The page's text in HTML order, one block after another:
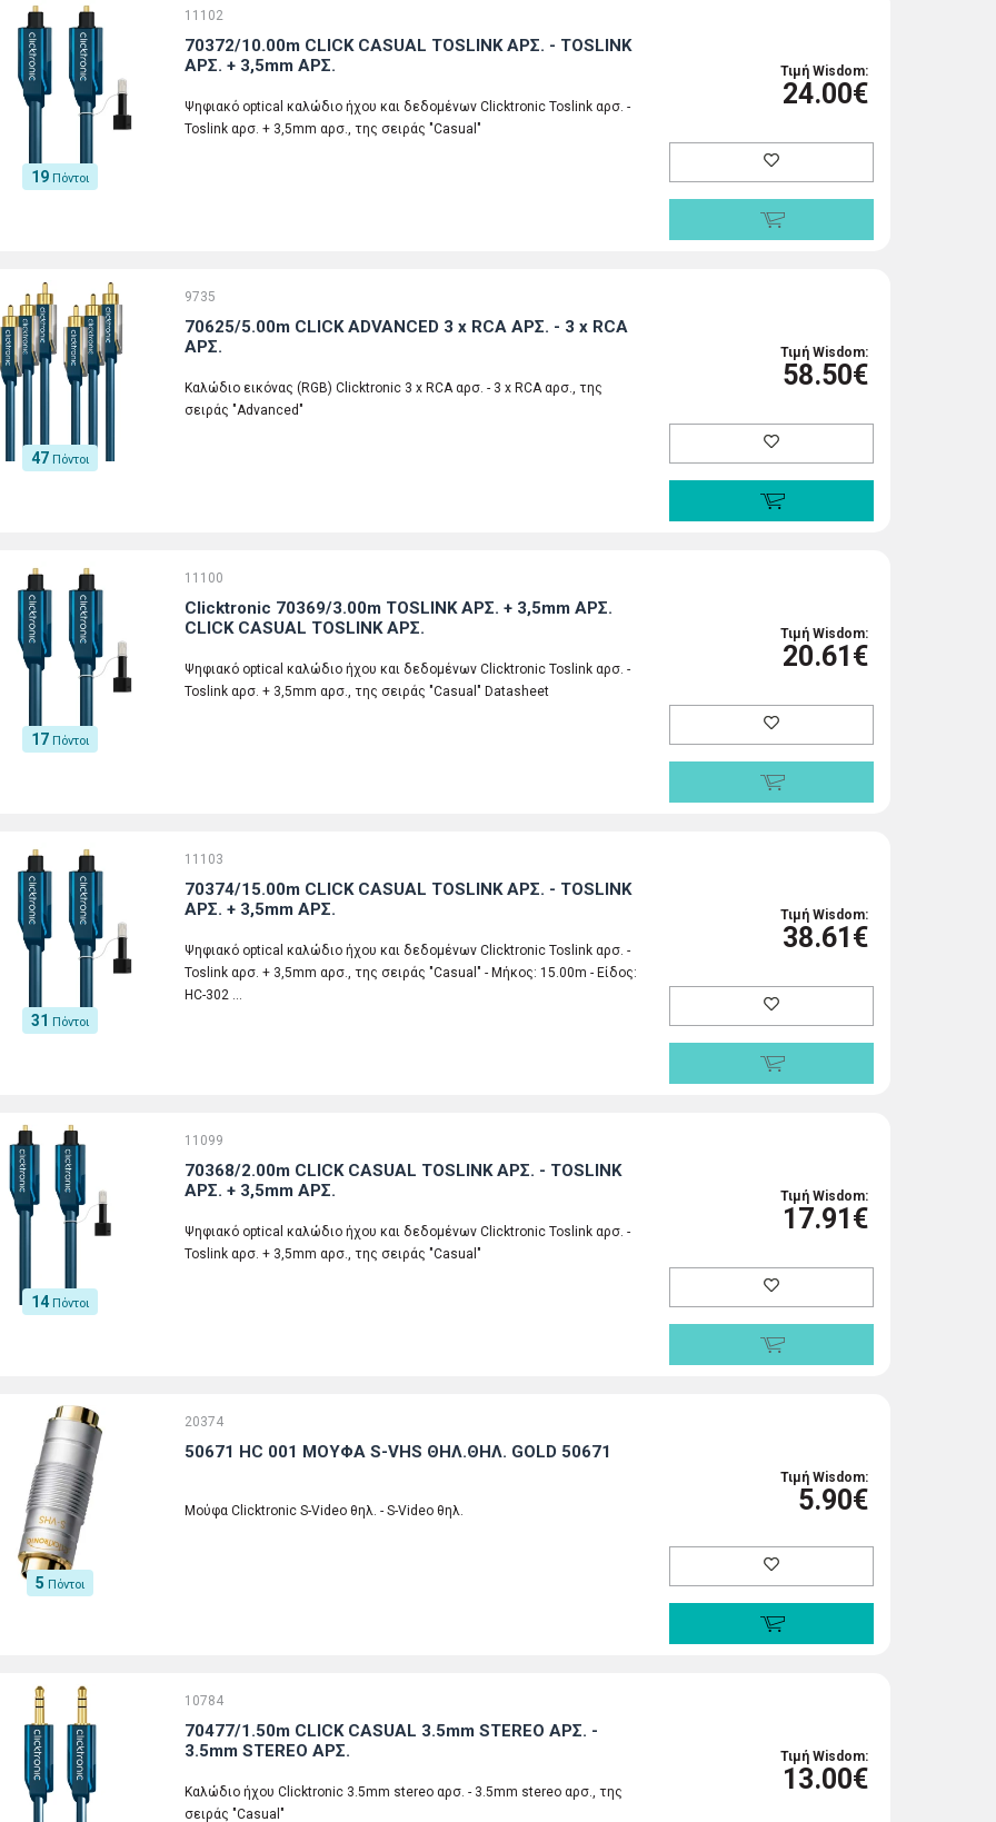
19 Πόντοι
11102
70372/10.00m CLICK CASUAL TOSLINK ΑΡΣ. - TOSLINK
ΑΡΣ. + 3,5mm ΑΡΣ.
Ψηφιακό optical καλώδιο ήχου και δεδομένων Clicktronic Toslink αρσ. -
Toslink αρσ. + 3,5mm αρσ., της σειράς "Casual"
Τιμή Wisdom:
24.00€
47 Πόντοι
9735
70625/5.00m CLICK ADVANCED 3 x RCA ΑΡΣ. - 3 x RCA
ΑΡΣ.
Καλώδιο εικόνας (RGB) Clicktronic 3 x RCA αρσ. - 3 x RCA αρσ., της
σειράς "Advanced"
Τιμή Wisdom:
58.50€
17 Πόντοι
11100
Clicktronic 70369/3.00m TOSLINK ΑΡΣ. + 3,5mm ΑΡΣ.
CLICK CASUAL TOSLINK ΑΡΣ.
Ψηφιακό optical καλώδιο ήχου και δεδομένων Clicktronic Toslink αρσ. -
Toslink αρσ. + 3,5mm αρσ., της σειράς "Casual" Datasheet
Τιμή Wisdom:
20.61€
31 Πόντοι
11103
70374/15.00m CLICK CASUAL TOSLINK ΑΡΣ. - TOSLINK
ΑΡΣ. + 3,5mm ΑΡΣ.
Ψηφιακό optical καλώδιο ήχου και δεδομένων Clicktronic Toslink αρσ. -
Toslink αρσ. + 3,5mm αρσ., της σειράς "Casual" - Μήκος: 15.00m - Είδος:
HC-302 …
Τιμή Wisdom:
38.61€
14 Πόντοι
11099
70368/2.00m CLICK CASUAL TOSLINK ΑΡΣ. - TOSLINK
ΑΡΣ. + 3,5mm ΑΡΣ.
Ψηφιακό optical καλώδιο ήχου και δεδομένων Clicktronic Toslink αρσ. -
Toslink αρσ. + 3,5mm αρσ., της σειράς "Casual"
Τιμή Wisdom:
17.91€
5 Πόντοι
20374
50671 HC 001 ΜΟΥΦΑ S-VHS ΘΗΛ.ΘΗΛ. GOLD 50671
Μούφα Clicktronic S-Video θηλ. - S-Video θηλ.
Τιμή Wisdom:
5.90€
10784
70477/1.50m CLICK CASUAL 3.5mm STEREO ΑΡΣ. -
3.5mm STEREO ΑΡΣ.
Καλώδιο ήχου Clicktronic 3.5mm stereo αρσ. - 3.5mm stereo αρσ., της
σειράς "Casual"
Τιμή Wisdom:
13.00€